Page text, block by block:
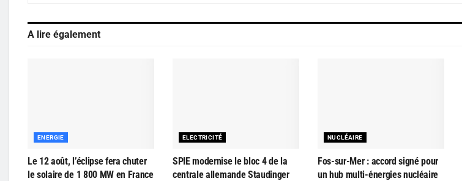
A lire également
ENERGIE
Le 12 août, l’éclipse fera chuter
le solaire de 1 800 MW en France
ELECTRICITÉ
SPIE modernise le bloc 4 de la
centrale allemande Staudinger
NUCLÉAIRE
Fos-sur-Mer : accord signé pour
un hub multi-énergies nucléaire